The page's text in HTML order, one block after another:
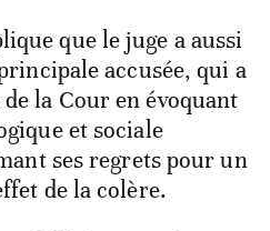
que le juge a aussi
accusée, qui a
la Cour en évoquant
et sociale
ses regrets pour un
de la colère.